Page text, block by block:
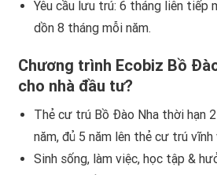
Yêu cầu lưu trú: 6 tháng liên tiếp
dồn 8 tháng mỗi năm.
Chương trình Ecobiz Bồ
cho nhà đầu tư?
Thẻ cư trú Bồ Đào Nha thời hạn
năm, đủ 5 năm lên thẻ cư trú vĩnh
Sinh sống, làm việc, học tập &